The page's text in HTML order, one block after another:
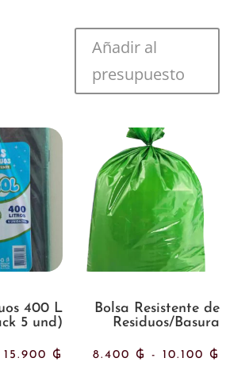
de
Añadir al
presupuesto
400 L
5 und)
15.900 ₲ Rango
Bolsa Resistente de
Residuos/Basura
8.400 ₲ - 10.100 ₲